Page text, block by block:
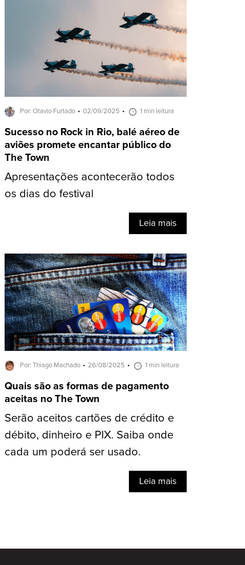
Por: Otavio Furtado 02/09/2025 1 min leitura
Sucesso no Rock in Rio, balé aéreo de
aviões promete encantar público do
The Town
Apresentações acontecerão todos
os dias do festival
Leia mais
Por: Thiago Machado 26/08/2025 1 min leitura
Quais são as formas de pagamento
aceitas no The Town
Serão aceitos cartões de crédito e
débito, dinheiro e PIX. Saiba onde
cada um poderá ser usado.
Leia mais